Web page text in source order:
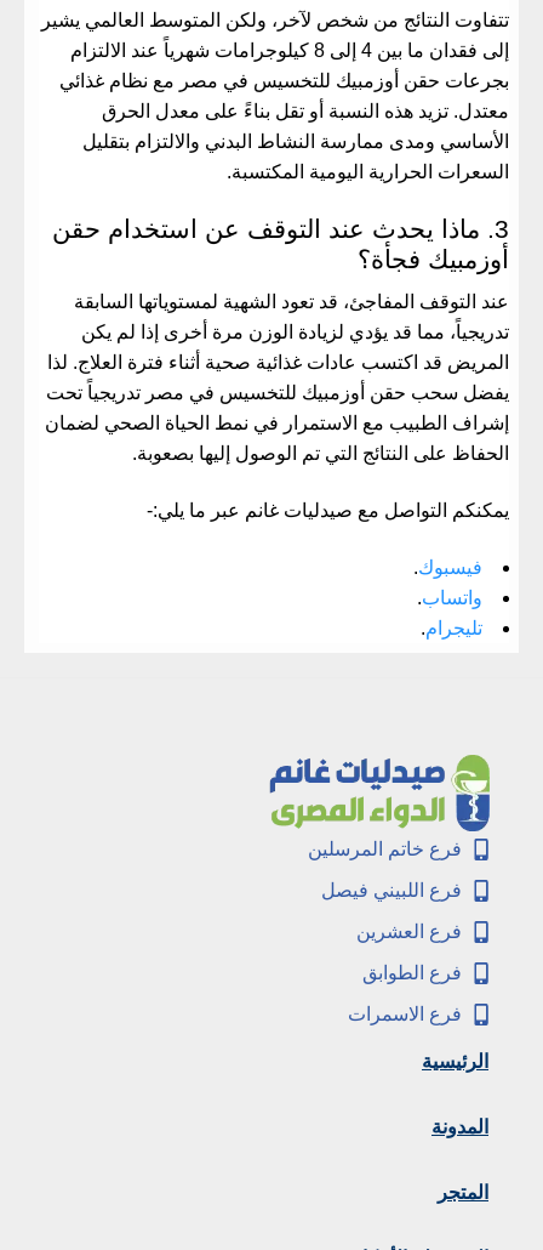
​تتفاوت النتائج من شخص لآخر، ولكن المتوسط العالمي يشير
إلى فقدان ما بين 4 إلى 8 كيلوجرامات شهرياً عند الالتزام
بجرعات حقن أوزمبيك للتخسيس في مصر مع نظام غذائي
معتدل. تزيد هذه النسبة أو تقل بناءً على معدل الحرق
الأساسي ومدى ممارسة النشاط البدني والالتزام بتقليل
السعرات الحرارية اليومية المكتسبة.
​3. ماذا يحدث عند التوقف عن استخدام حقن
أوزمبيك فجأة؟
​عند التوقف المفاجئ، قد تعود الشهية لمستوياتها السابقة
تدريجياً، مما قد يؤدي لزيادة الوزن مرة أخرى إذا لم يكن
المريض قد اكتسب عادات غذائية صحية أثناء فترة العلاج. لذا
يفضل سحب حقن أوزمبيك للتخسيس في مصر تدريجياً تحت
إشراف الطبيب مع الاستمرار في نمط الحياة الصحي لضمان
الحفاظ على النتائج التي تم الوصول إليها بصعوبة.
يمكنكم التواصل مع صيدليات غانم عبر ما يلي:-
فيسبوك.
واتساب.
تليجرام.
فرع خاتم المرسلين
فرع اللبيني فيصل
فرع العشرين
فرع الطوابق
فرع الاسمرات
الرئيسية
المدونة
المتجر